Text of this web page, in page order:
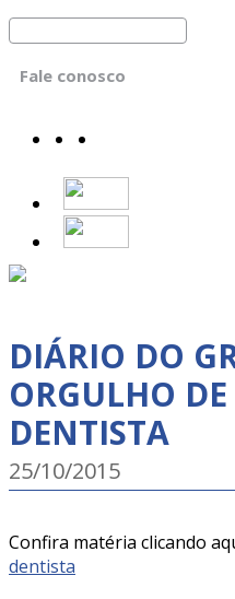
Fale conosco
DIÁRIO DO
ORGULHO
DENTISTA
25/10/2015
Confira matéria clicando
dentista